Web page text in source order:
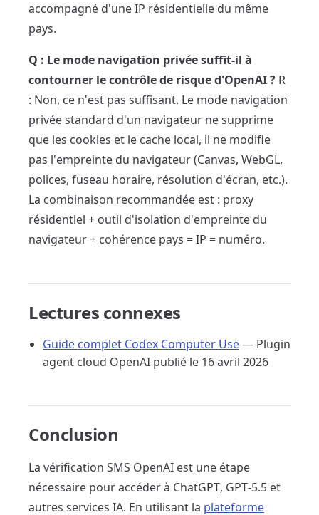
accompagné d'une IP résidentielle du même
pays.
Q : Le mode navigation privée suffit-il à
contourner le contrôle de risque d'OpenAI ? R
: Non, ce n'est pas suffisant. Le mode navigation
privée standard d'un navigateur ne supprime
que les cookies et le cache local, il ne modifie
pas l'empreinte du navigateur (Canvas, WebGL,
polices, fuseau horaire, résolution d'écran, etc.).
La combinaison recommandée est : proxy
résidentiel + outil d'isolation d'empreinte du
navigateur + cohérence pays = IP = numéro.
Lectures connexes
Guide complet Codex Computer Use— Plugin
agent cloud OpenAI publié le 16 avril 2026
Conclusion
La vérification SMS OpenAI est une étape
nécessaire pour accéder à ChatGPT, GPT-5.5 et
autres services IA. En utilisant la plateforme